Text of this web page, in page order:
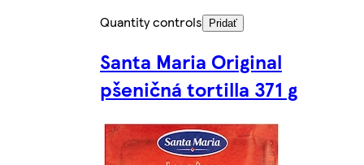
Quantity controls
Pridať
Santa Maria Original
pšeničná tortilla 371 g